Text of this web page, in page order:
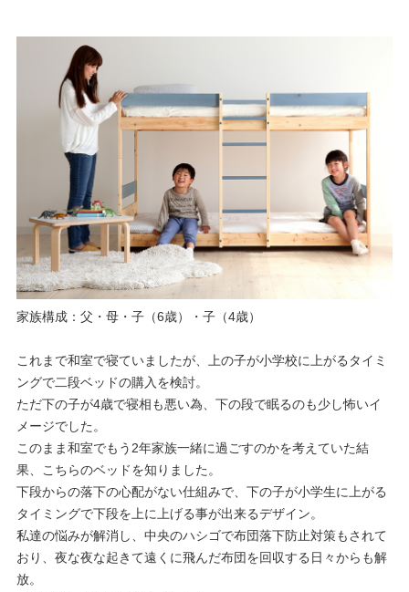
家族構成：父・母・子（6歳）・子（4歳）
これまで和室で寝ていましたが、上の子が小学校に上がるタイミ
ングで二段ベッドの購入を検討。
ただ下の子が4歳で寝相も悪い為、下の段で眠るのも少し怖いイ
メージでした。
このまま和室でもう2年家族一緒に過ごすのかを考えていた結
果、こちらのベッドを知りました。
下段からの落下の心配がない仕組みで、下の子が小学生に上がる
タイミングで下段を上に上げる事が出来るデザイン。
私達の悩みが解消し、中央のハシゴで布団落下防止対策もされて
おり、夜な夜な起きて遠くに飛んだ布団を回収する日々からも解
放。